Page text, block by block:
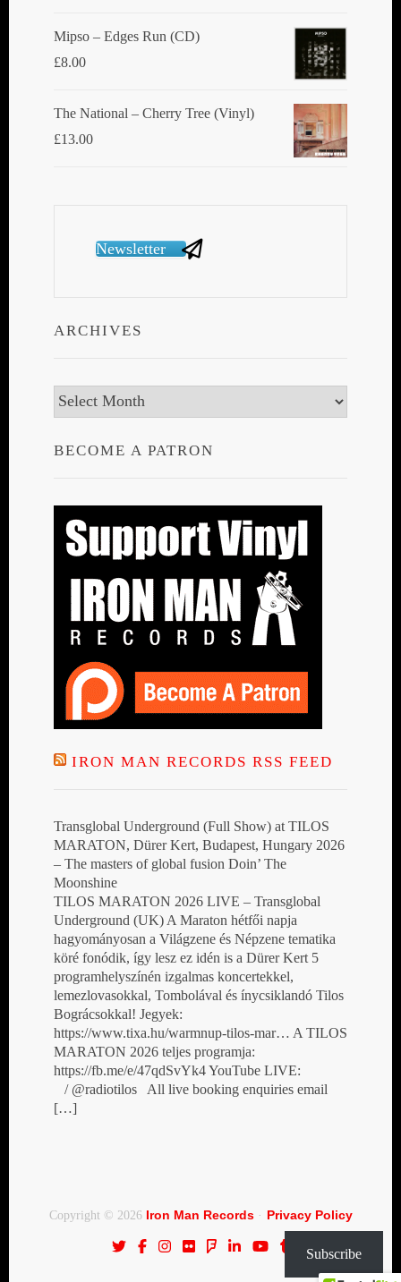
Mipso ‎– Edges Run (CD)
£8.00
The National ‎– Cherry Tree (Vinyl)
£13.00
Newsletter
ARCHIVES
Archives
BECOME A PATRON
IRON MAN RECORDS RSS FEED
Transglobal Underground (Full Show) at TILOS
MARATON, Dürer Kert, Budapest, Hungary 2026
– The masters of global fusion Doin’ The
Moonshine
TILOS MARATON 2026 LIVE – Transglobal
Underground (UK) A Maraton hétfői napja
hagyományosan a Világzene és Népzene tematika
köré fonódik, így lesz ez idén is a Dürer Kert 5
programhelyszínén izgalmas koncertekkel,
lemezlovasokkal, Tombolával és ínycsiklandó Tilos
Bográcsokkal! Jegyek:
https://www.tixa.hu/warmnup-tilos-mar… A TILOS
MARATON 2026 teljes programja:
https://fb.me/e/47qdSvYk4 YouTube LIVE:
/ @radiotilos All live booking enquiries email
[…]
Copyright © 2026 Iron Man Records· Privacy Policy
Subscribe